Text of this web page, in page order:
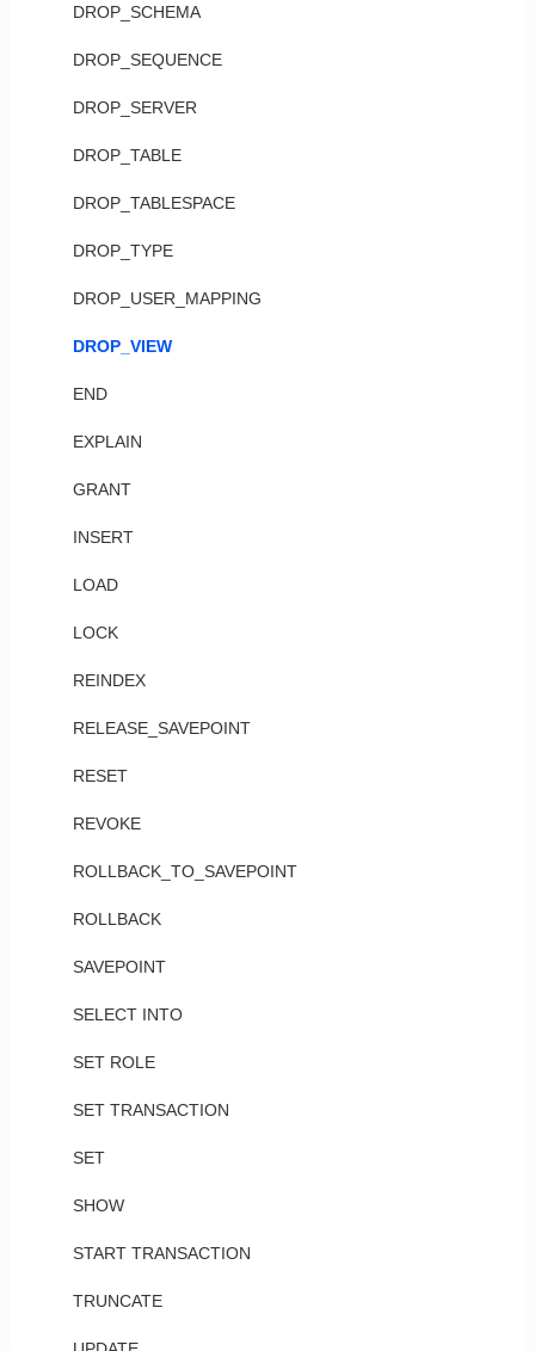
DROP_SCHEMA
DROP_SEQUENCE
DROP_SERVER
DROP_TABLE
DROP_TABLESPACE
DROP_TYPE
DROP_USER_MAPPING
DROP_VIEW
END
EXPLAIN
GRANT
INSERT
LOAD
LOCK
REINDEX
RELEASE_SAVEPOINT
RESET
REVOKE
ROLLBACK_TO_SAVEPOINT
ROLLBACK
SAVEPOINT
SELECT INTO
SET ROLE
SET TRANSACTION
SET
SHOW
START TRANSACTION
TRUNCATE